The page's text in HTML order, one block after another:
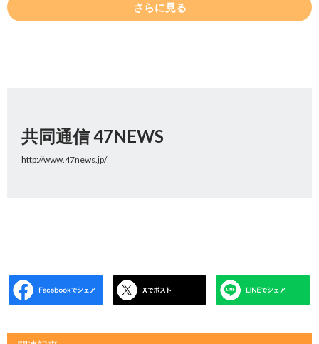
さらに見る
共同通信 47NEWS
http://www.47news.jp/